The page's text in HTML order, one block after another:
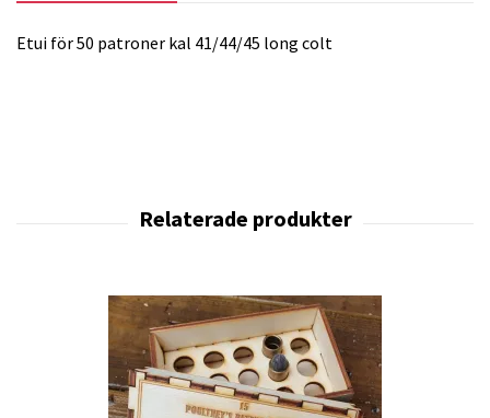
Etui för 50 patroner kal 41/44/45 long colt